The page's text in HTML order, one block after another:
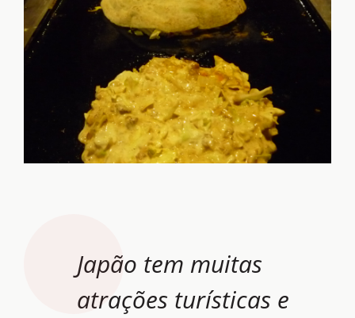
Japão tem muitas
atrações turísticas e